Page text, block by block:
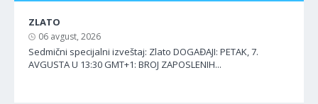
ZLATO
06 avgust, 2026
Sedmični specijalni izveštaj: Zlato DOGAĐAJI: PETAK, 7.
AVGUSTA U 13:30 GMT+1: BROJ ZAPOSLENIH...